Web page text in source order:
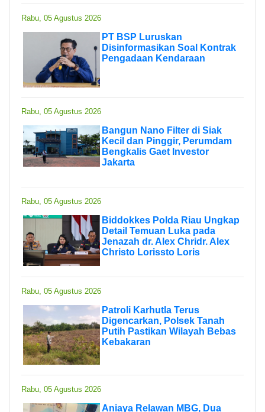
Rabu, 05 Agustus 2026
PT BSP Luruskan
Disinformasikan Soal Kontrak
Pengadaan Kendaraan
Rabu, 05 Agustus 2026
Bangun Nano Filter di Siak
Kecil dan Pinggir, Perumdam
Bengkalis Gaet Investor
Jakarta
Rabu, 05 Agustus 2026
Biddokkes Polda Riau Ungkap
Detail Temuan Luka pada
Jenazah dr. Alex Chridr. Alex
Christo Lorissto Loris
Rabu, 05 Agustus 2026
Patroli Karhutla Terus
Digencarkan, Polsek Tanah
Putih Pastikan Wilayah Bebas
Kebakaran
Rabu, 05 Agustus 2026
Aniaya Relawan MBG, Dua